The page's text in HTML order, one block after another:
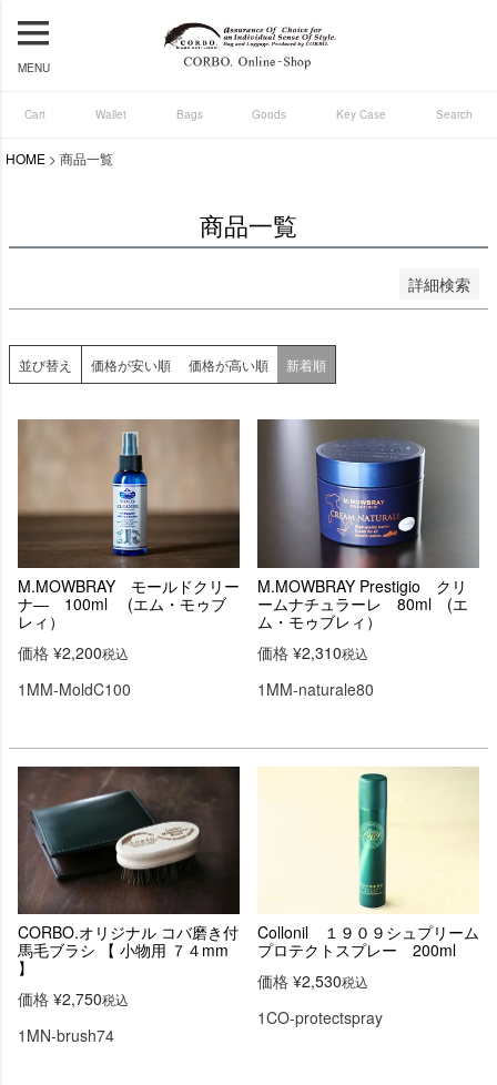
MENU
Cart Wallet Bags Goods Key Case Search
HOME 商品一覧
商品一覧
詳細検索
価格が安い順
優先度順
レビュー順
検索
並び替え 価格が安い順 価格が高い順 新着順
M.MOWBRAY モールドクリー
ナ― 100ml (エム・モゥブ
レィ）
価格 ¥2,200税込
1MM-MoldC100
M.MOWBRAY Prestigio クリ
ームナチュラーレ 80ml (エ
ム・モゥブレィ）
価格 ¥2,310税込
1MM-naturale80
CORBO.オリジナル コバ磨き付
馬毛ブラシ 【 小物用 ７４mm
】
価格 ¥2,750税込
1MN-brush74
Collonil １９０９シュプリーム
プロテクトスプレー 200ml
価格 ¥2,530税込
1CO-protectspray